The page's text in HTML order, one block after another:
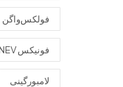
فولکس‌واگن
فونیکس NEV
لامبورگینی